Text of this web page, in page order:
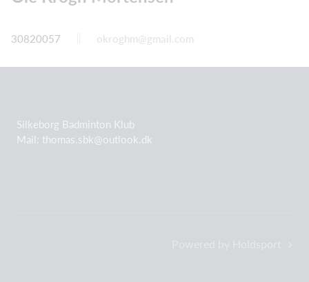
30820057 okroghm@gmail.com
Silkeborg Badminton Klub
Mail: thomas.sbk@outlook.dk